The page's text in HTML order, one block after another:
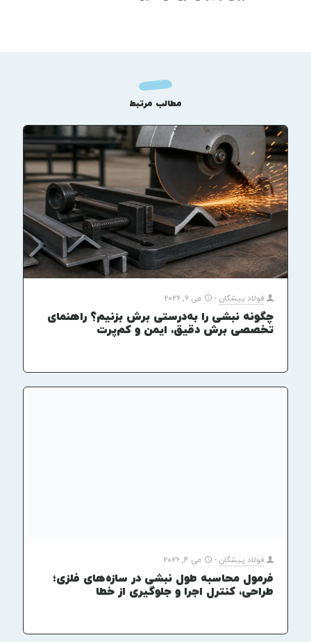
مطالب مرتبط
فولاد پیشگان - می 6, 2026
چگونه نبشی را به‌درستی برش بزنیم؟ راهنمای
تخصصی برش دقیق، ایمن و کم‌پرت
فولاد پیشگان - می 4, 2026
فرمول محاسبه طول نبشی در سازه‌های فلزی؛
طراحی، کنترل اجرا و جلوگیری از خطا